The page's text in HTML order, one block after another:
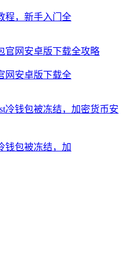
程，新手入门全
网安卓版下载全
钱包被冻结，加